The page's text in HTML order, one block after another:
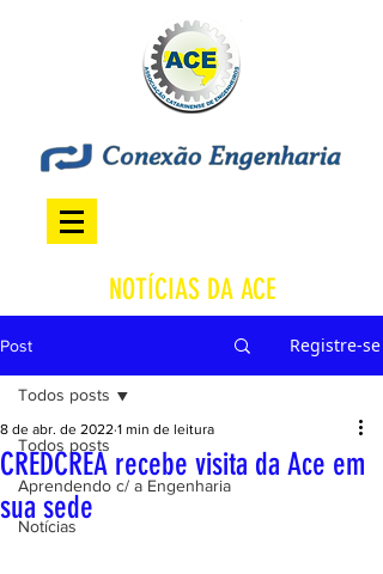
NOTÍCIAS DA ACE
Post Registre-se
Todos posts
Aprendendo c/ a Engenharia
Notícias
Todos posts
CREDCREA recebe visita da Ace em
sua sede
8 de abr. de 2022 1 min de leitura